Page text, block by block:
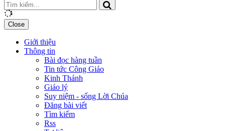
Close
Giới thiệu
Thông tin
Bài đọc hàng tuần
Tin tức Công Giáo
Kinh Thánh
Giáo lý
Suy niệm - sống Lời Chúa
Đăng bài viết
Tìm kiếm
Rss